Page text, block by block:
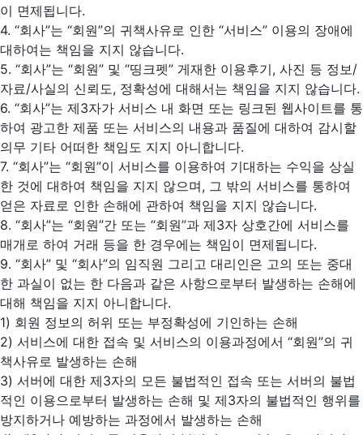
이 면제됩니다.
4. “회사”는 “회원”의 귀책사유로 인한 “서비스” 이용의 장애에
대하여는 책임을 지지 않습니다.
5. “회사”는 “회원” 및 “띵크펫” 게재한 이용후기, 사진 등 정보/
자료/사실의 신뢰도, 정확성에 대해서는 책임을 지지 않습니다.
6. “회사”는 제3자가 서비스 내 화면 또는 링크된 웹사이트를 통
하여 광고한 제품 또는 서비스의 내용과 품질에 대하여 감시할
의무 기타 어떠한 책임도 지지 아니합니다.
7. “회사”는 “회원”이 서비스를 이용하여 기대하는 수익을 상실
한 것에 대하여 책임을 지지 않으며, 그 밖의 서비스를 통하여
얻은 자료로 인한 손해에 관하여 책임을 지지 않습니다.
8. “회사”는 “회원”간 또는 “회원”과 제3자 상호간에 서비스를
매개로 하여 거래 등을 한 경우에는 책임이 면제됩니다.
9. “회사” 및 “회사”의 임직원 그리고 대리인은 고의 또는 중대
한 과실이 없는 한 다음과 같은 사항으로부터 발생하는 손해에
대해 책임을 지지 아니합니다.
1) 회원 정보의 허위 또는 부정확성에 기인하는 손해
2) 서비스에 대한 접속 및 서비스의 이용과정에서 “회원”의 귀
책사유로 발생하는 손해
3) 서버에 대한 제3자의 모든 불법적인 접속 또는 서버의 불법
적인 이용으로부터 발생하는 손해 및 제3자의 불법적인 행위를
방지하거나 예방하는 과정에서 발생하는 손해